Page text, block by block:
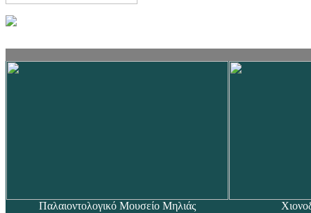
Παλαιοντολογικό Μουσείο Μηλιάς